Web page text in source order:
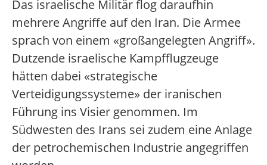
Das israelische Militär flog daraufhin
mehrere Angriffe auf den Iran. Die Armee
sprach von einem «großangelegten Angriff».
Dutzende israelische Kampfflugzeuge
hätten dabei «strategische
Verteidigungssysteme» der iranischen
Führung ins Visier genommen. Im
Südwesten des Irans sei zudem eine Anlage
der petrochemischen Industrie angegriffen